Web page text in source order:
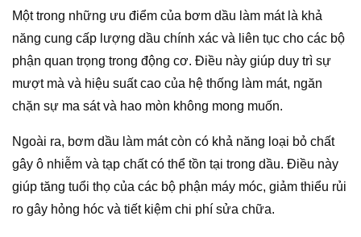
Một trong những ưu điểm của bơm dầu làm mát là khả
năng cung cấp lượng dầu chính xác và liên tục cho các bộ
phận quan trọng trong động cơ. Điều này giúp duy trì sự
mượt mà và hiệu suất cao của hệ thống làm mát, ngăn
chặn sự ma sát và hao mòn không mong muốn.
Ngoài ra, bơm dầu làm mát còn có khả năng loại bỏ chất
gây ô nhiễm và tạp chất có thể tồn tại trong dầu. Điều này
giúp tăng tuổi thọ của các bộ phận máy móc, giảm thiểu rủi
ro gây hỏng hóc và tiết kiệm chi phí sửa chữa.